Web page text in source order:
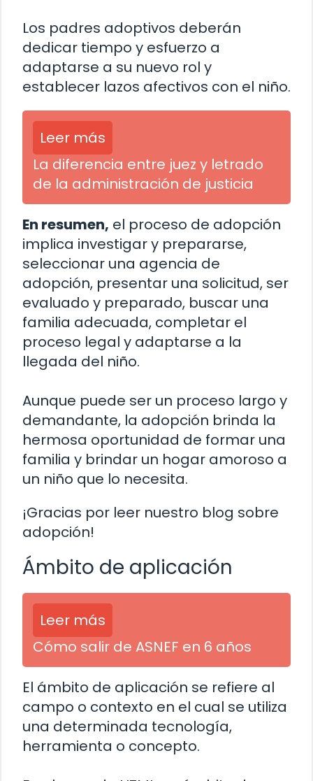
Los padres adoptivos deberán
dedicar tiempo y esfuerzo a
adaptarse a su nuevo rol y
establecer lazos afectivos con el niño.
Leer más
La diferencia entre juez y letrado
de la administración de justicia
En resumen, el proceso de adopción
implica investigar y prepararse,
seleccionar una agencia de
adopción, presentar una solicitud, ser
evaluado y preparado, buscar una
familia adecuada, completar el
proceso legal y adaptarse a la
llegada del niño.
Aunque puede ser un proceso largo y
demandante, la adopción brinda la
hermosa oportunidad de formar una
familia y brindar un hogar amoroso a
un niño que lo necesita.
¡Gracias por leer nuestro blog sobre
adopción!
Ámbito de aplicación
Leer más
Cómo salir de ASNEF en 6 años
El ámbito de aplicación se refiere al
campo o contexto en el cual se utiliza
una determinada tecnología,
herramienta o concepto.